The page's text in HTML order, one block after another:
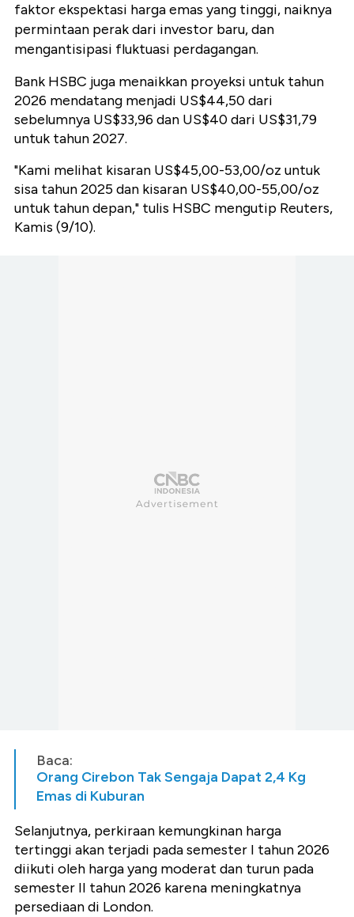
faktor ekspektasi harga emas yang tinggi, naiknya
permintaan perak dari investor baru, dan
mengantisipasi fluktuasi perdagangan.
Bank HSBC juga menaikkan proyeksi untuk tahun
2026 mendatang menjadi US$44,50 dari
sebelumnya US$33,96 dan US$40 dari US$31,79
untuk tahun 2027.
"Kami melihat kisaran US$45,00-53,00/oz untuk
sisa tahun 2025 dan kisaran US$40,00-55,00/oz
untuk tahun depan," tulis HSBC mengutip Reuters,
Kamis (9/10).
Baca:
Orang Cirebon Tak Sengaja Dapat 2,4 Kg
Emas di Kuburan
Selanjutnya, perkiraan kemungkinan harga
tertinggi akan terjadi pada semester I tahun 2026
diikuti oleh harga yang moderat dan turun pada
semester II tahun 2026 karena meningkatnya
persediaan di London.